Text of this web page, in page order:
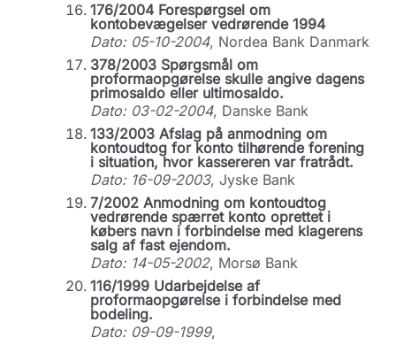
176/2004 Forespørgsel om
kontobevægelser vedrørende 1994
Dato: 05-10-2004, Nordea Bank Danmark
378/2003 Spørgsmål om
proformaopgørelse skulle angive dagens
primosaldo eller ultimosaldo.
Dato: 03-02-2004, Danske Bank
133/2003 Afslag på anmodning om
kontoudtog for konto tilhørende forening
i situation, hvor kassereren var fratrådt.
Dato: 16-09-2003, Jyske Bank
7/2002 Anmodning om kontoudtog
vedrørende spærret konto oprettet i
købers navn i forbindelse med klagerens
salg af fast ejendom.
Dato: 14-05-2002, Morsø Bank
116/1999 Udarbejdelse af
proformaopgørelse i forbindelse med
bodeling.
Dato: 09-09-1999,